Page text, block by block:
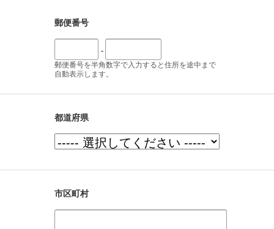
郵便番号
-
郵便番号を半角数字で入力すると住所を途中まで
自動表示します。
都道府県
市区町村